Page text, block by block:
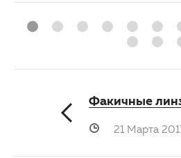
Факичные
21 Марта